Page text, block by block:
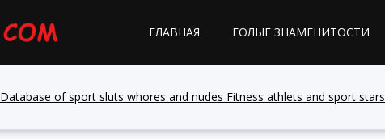
ГЛАВНАЯ ГОЛЫЕ ЗНАМЕНИТОСТИ
Database of sport sluts whores and nudes Fitness athlets and sport stars